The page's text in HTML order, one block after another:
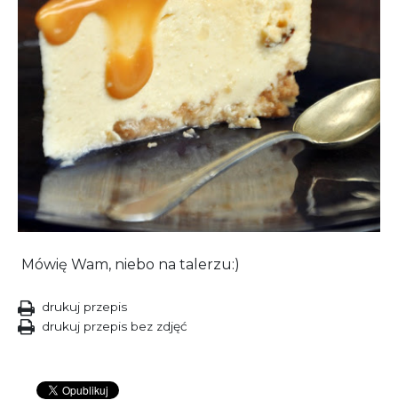
Mówię Wam, niebo na talerzu:)
drukuj przepis
drukuj przepis bez zdjęć